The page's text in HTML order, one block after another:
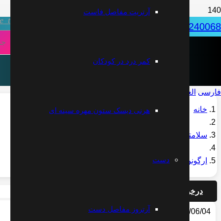
031-32240068
آرتریت مفاصل فاست
کمر درد در کودکان
هرنی دیسک ستون مهره سینه ای
دست
آرتروز مفاصل دست
فارسی العربية
خانه
سلامتی
ارگونومی کار با کامپیوتر
درخواست مشاوره آنلاین
2020/06/04